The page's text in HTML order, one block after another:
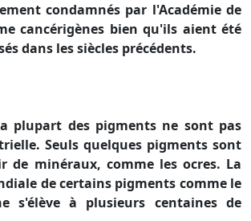
condamnés par l'Académie de
cancérigènes bien qu'ils aient été
dans les siècles précédents.
plupart des pigments ne sont pas
Seuls quelques pigments sont
de minéraux, comme les ocres. La
de certains pigments comme le
s'élève à plusieurs centaines de